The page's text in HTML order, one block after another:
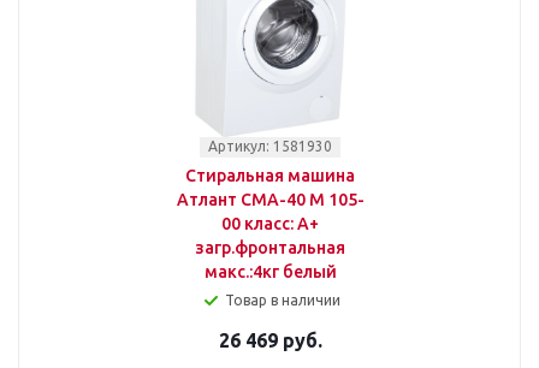
Артикул: 1581930
Стиральная машина
Атлант СМА-40 М 105-
00 класс: A+
загр.фронтальная
макс.:4кг белый
Товар в наличии
26 469 руб.